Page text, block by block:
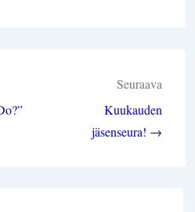
Seuraava
Kuukauden
jäsenseura! →